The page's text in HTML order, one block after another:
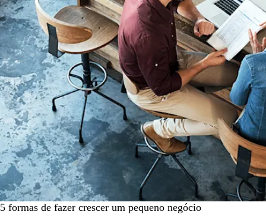
5 formas de fazer crescer um pequeno negócio